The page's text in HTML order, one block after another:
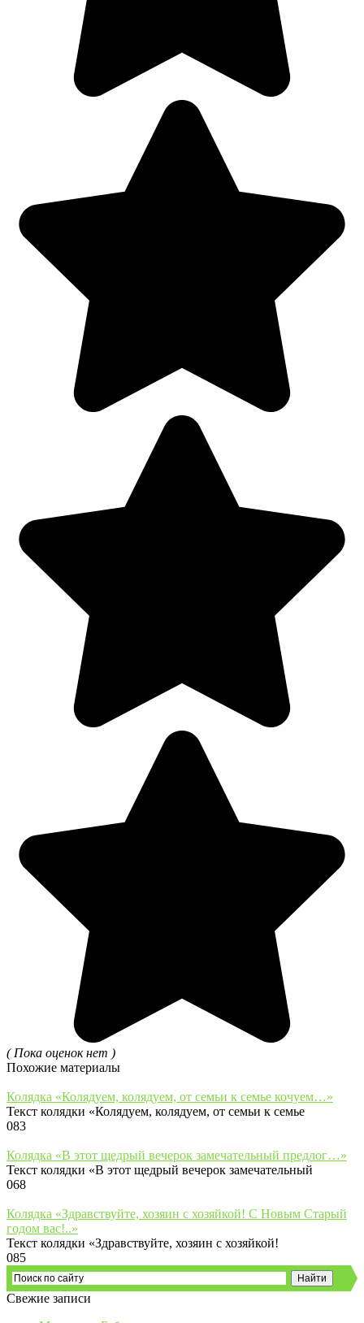
( Пока оценок нет )
Похожие материалы
Колядка «Колядуем, колядуем, от семьи к семье кочуем…»
Текст колядки «Колядуем, колядуем, от семьи к семье
083
Колядка «В этот щедрый вечерок замечательный предлог…»
Текст колядки «В этот щедрый вечерок замечательный
068
Колядка «Здравствуйте, хозяин с хозяйкой! С Новым Старый
годом вас!..»
Текст колядки «Здравствуйте, хозяин с хозяйкой!
085
Свежие записи